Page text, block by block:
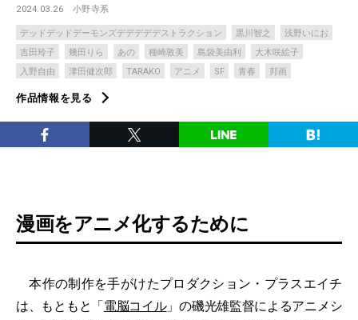
2024.03.26 小野寺系
デッドデッドデーモンズデデデデデストラクション 黒川智之
浅野いにお
吉田玲子
幾田りら あの 種崎敦美 島袋美由利
大木咲絵子
入野自由
津田健次郎 TARAKO アニメ SF 青春 邦画
作品情報を見る
漫画をアニメ化するために
本作の制作を手がけたプロダクション・プラスエイチ
は、もともと「電脳コイル」の磯光雄監督によるアニメシ